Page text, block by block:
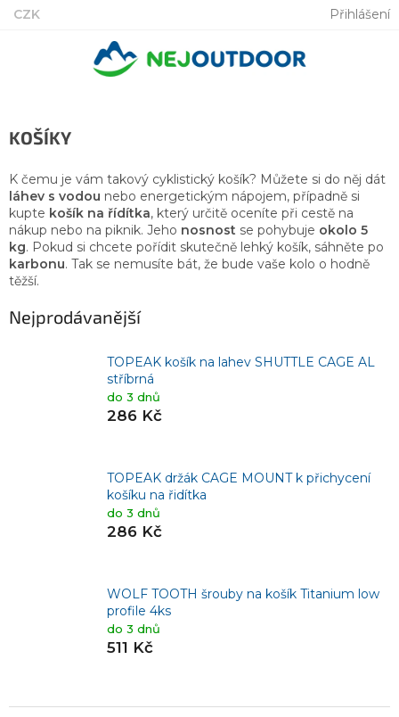
Přejít
CZK Přihlášení
KOŠÍKY
K čemu je vám takový cyklistický košík? Můžete si do něj dát
láhev s vodou nebo energetickým nápojem, případně si
kupte košík na řídítka, který určitě oceníte při cestě na
nákup nebo na piknik. Jeho nosnost se pohybuje okolo 5
kg. Pokud si chcete pořídit skutečně lehký košík, sáhněte po
karbonu. Tak se nemusíte bát, že bude vaše kolo o hodně
těžší.
Nejprodávanější
TOPEAK košík na lahev SHUTTLE CAGE AL
stříbrná
do 3 dnů
286 Kč
TOPEAK držák CAGE MOUNT k přichycení
košíku na řidítka
do 3 dnů
286 Kč
WOLF TOOTH šrouby na košík Titanium low
profile 4ks
do 3 dnů
511 Kč